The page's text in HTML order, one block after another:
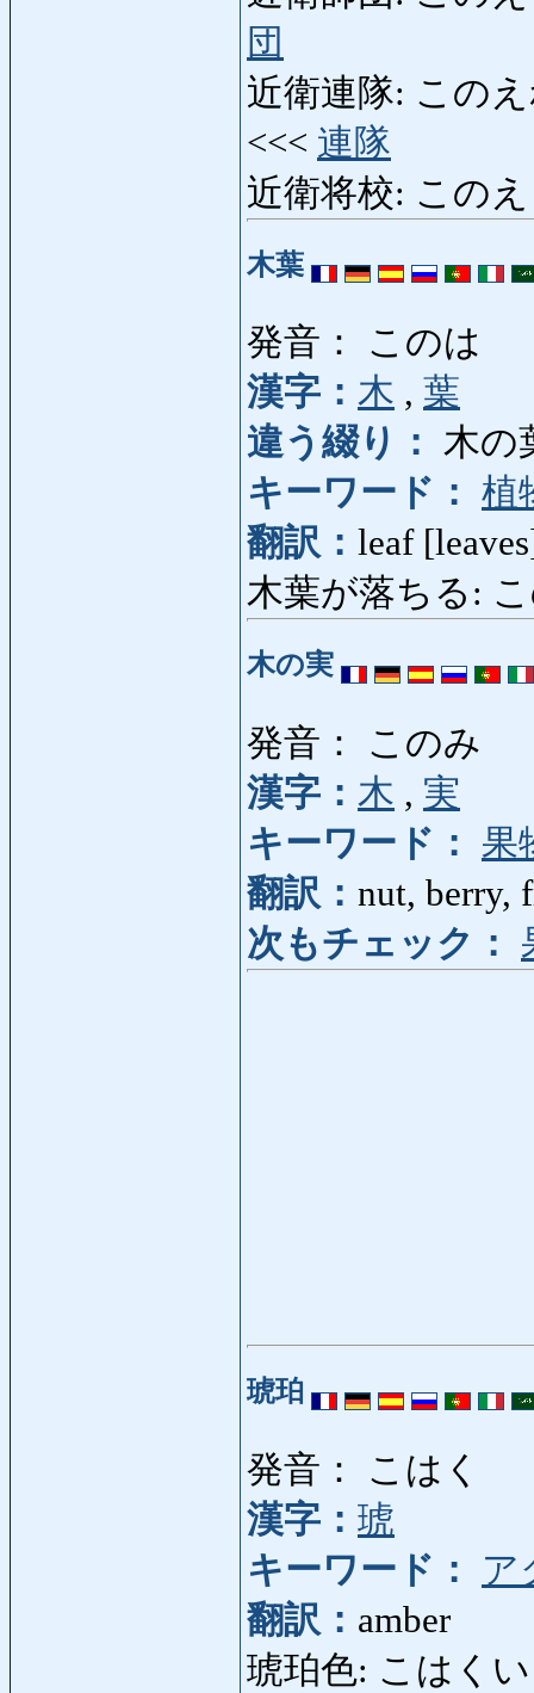
団
近衛連隊: このえ
<<< 連隊
近衛将校: この
木葉
発音： このは
漢字： 木 , 葉
違う綴り： 木の
キーワード： 植
翻訳： leaf
木葉が落ちる:
木の実
発音： このみ
漢字： 木 , 実
キーワード：
果
翻訳： nut, berry,
次もチェック：
琥珀
発音： こはく
漢字： 琥
キーワード：
ア
翻訳： amber
琥珀色: こはく